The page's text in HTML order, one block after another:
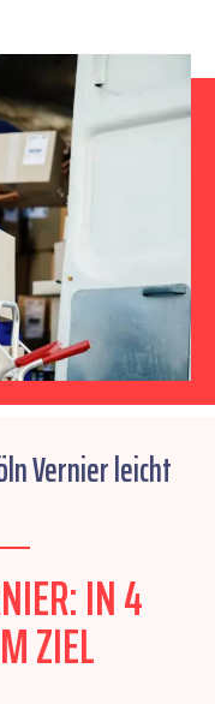
Vernier leicht
IN 4
ZIEL